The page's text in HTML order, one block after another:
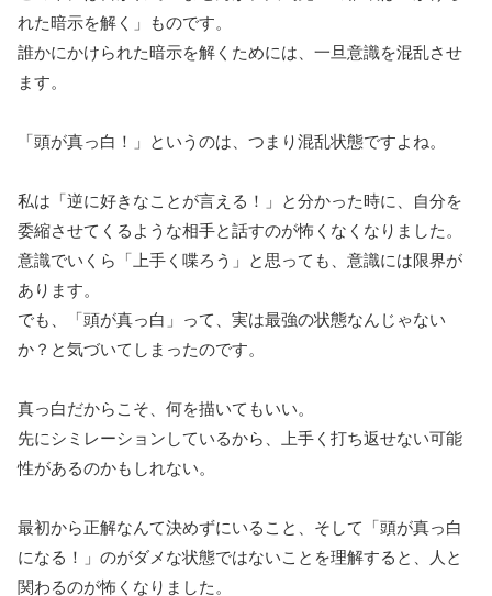
れた暗示を解く」ものです。
誰かにかけられた暗示を解くためには、一旦意識を混乱させ
ます。
「頭が真っ白！」というのは、つまり混乱状態ですよね。
私は「逆に好きなことが言える！」と分かった時に、自分を
委縮させてくるような相手と話すのが怖くなくなりました。
意識でいくら「上手く喋ろう」と思っても、意識には限界が
あります。
でも、「頭が真っ白」って、実は最強の状態なんじゃない
か？と気づいてしまったのです。
真っ白だからこそ、何を描いてもいい。
先にシミレーションしているから、上手く打ち返せない可能
性があるのかもしれない。
最初から正解なんて決めずにいること、そして「頭が真っ白
になる！」のがダメな状態ではないことを理解すると、人と
関わるのが怖くなりました。